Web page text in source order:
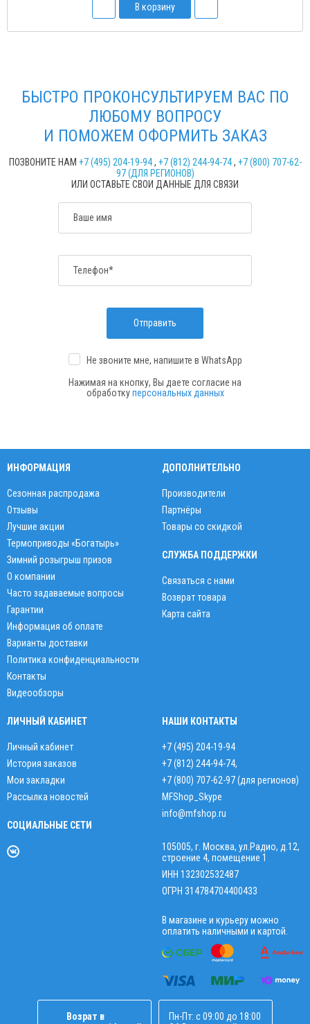
В корзину
БЫСТРО ПРОКОНСУЛЬТИРУЕМ ВАС ПО
ЛЮБОМУ ВОПРОСУ
И ПОМОЖЕМ ОФОРМИТЬ ЗАКАЗ
ПОЗВОНИТЕ НАМ +7 (495) 204-19-94, +7 (812) 244-94-74, +7 (800) 707-62-
97 (ДЛЯ РЕГИОНОВ)
ИЛИ ОСТАВЬТЕ СВОИ ДАННЫЕ ДЛЯ СВЯЗИ
Ваше имя
Телефон*
Отправить
Не звоните мне, напишите в WhatsApp
Нажимая на кнопку, Вы даете согласие на
обработкуперсональных данных
ИНФОРМАЦИЯ
Сезонная распродажа
Отзывы
Лучшие акции
Термоприводы «Богатырь»
Зимний розыгрыш призов
О компании
Часто задаваемые вопросы
Гарантии
Информация об оплате
Варианты доставки
Политика конфиденциальности
Контакты
Видеообзоры
ДОПОЛНИТЕЛЬНО
Производители
Партнёры
Товары со скидкой
СЛУЖБА ПОДДЕРЖКИ
Связаться с нами
Возврат товара
Карта сайта
ЛИЧНЫЙ КАБИНЕТ
Личный кабинет
История заказов
Мои закладки
Рассылка новостей
СОЦИАЛЬНЫЕ СЕТИ
НАШИ КОНТАКТЫ
+7 (495) 204-19-94
+7 (812) 244-94-74,
+7 (800) 707-62-97 (для регионов)
MFShop_Skype
info@mfshop.ru
105005, г. Москва, ул.Радио, д.12,
строение 4, помещение 1
ИНН 132302532487
ОГРН 314784704400433
В магазине и курьеру можно
оплатить наличными и картой.
Возрат в
Пн-Пт: с 09:00 до 18:00